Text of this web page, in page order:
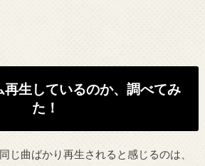
再生しているのか、調べてみ
た！
じ曲ばかり再生されると感じるのは、